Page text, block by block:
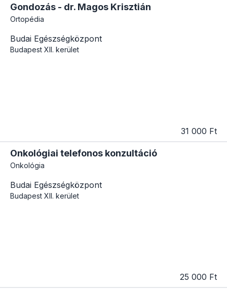
Gondozás - dr. Magos Krisztián
Ortopédia
Budai Egészségközpont
Budapest XII. kerület
31 000 Ft
Onkológiai telefonos konzultáció
Onkológia
Budai Egészségközpont
Budapest XII. kerület
25 000 Ft